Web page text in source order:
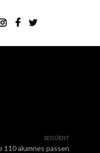
SEGÜENT
110 alumnes passen